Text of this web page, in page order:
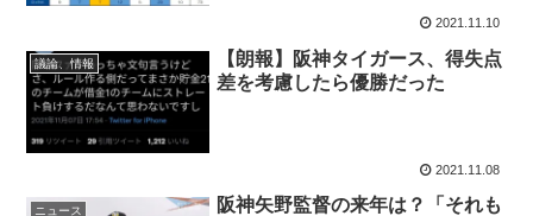
2021.11.10
議論、情報
【朗報】阪神タイガース、得失点
差を考慮したら優勝だった
2021.11.08
ニュース
阪神矢野監督の来年は？「それも